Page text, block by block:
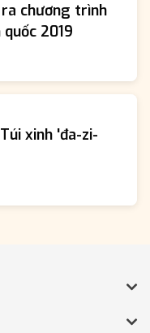
chương trình
2019
xinh 'đa-zi-